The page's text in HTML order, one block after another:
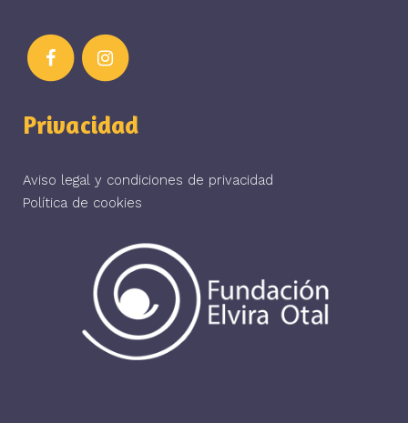
Privacidad
Aviso legal y condiciones de privacidad
Política de cookies